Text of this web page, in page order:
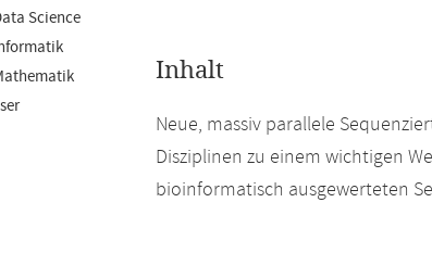
Science
Inhalt
Neue, massiv parallele
Disziplinen zu einem wichtigen
bioinformatisch ausgewerteten